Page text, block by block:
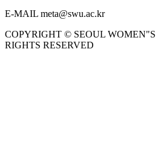
E-MAIL meta@swu.ac.kr
COPYRIGHT © SEOUL
RIGHTS RESERVED